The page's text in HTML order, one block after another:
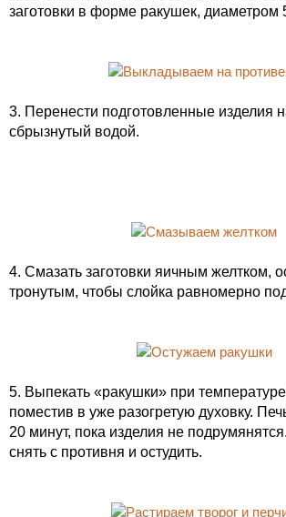
заготовки в форме ракушек, диаметром
3. Перенести подготовленные изделия
сбрызнутый водой.
4. Смазать заготовки яичным желтком,
тронутым, чтобы слойка равномерно
5. Выпекать «ракушки» при
поместив в уже разогретую духовку.
20 минут, пока изделия не
снять с противня и остудить.